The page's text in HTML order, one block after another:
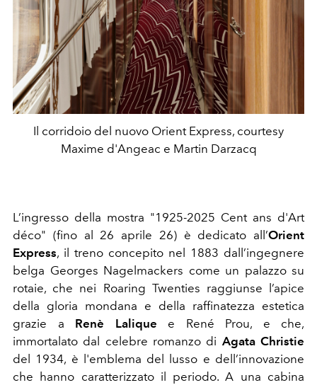
Il corridoio del nuovo Orient Express, courtesy
Maxime d'Angeac e Martin Darzacq
L’ingresso della mostra "1925-2025 Cent ans d'Art
déco" (fino al 26 aprile 26) è dedicato all’Orient
Express, il treno concepito nel 1883 dall’ingegnere
belga Georges Nagelmackers come un palazzo su
rotaie, che nei Roaring Twenties raggiunse l’apice
della gloria mondana e della raffinatezza estetica
grazie a Renè Lalique e René Prou, e che,
immortalato dal celebre romanzo di Agata Christie
del 1934, è l'emblema del lusso e dell’innovazione
che hanno caratterizzato il periodo. A una cabina